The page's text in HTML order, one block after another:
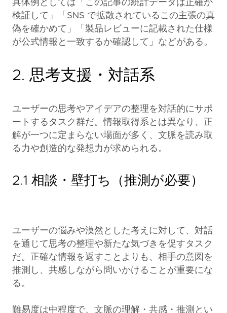
具体例としては「この記事の統計データは正確か
検証して」「SNS で拡散されているこの主張の真
偽を確かめて」「製品レビューに記載された仕様
が公式情報と一致するか確認して」などがある。
2. 思考支援・対話系
ユーザーの思考やアイデアの整理を対話的にサポ
ートするタスク群だ。情報取得系とは異なり、正
解が一つに定まらない場面が多く、文脈を読み取
る力や創造的な発想力が求められる。
2.1 相談・壁打ち（推測が必要）
ユーザーの悩みや漠然とした考えに対して、対話
を通じて思考の整理や新たな気づきを促すタスク
だ。正確な情報を返すことよりも、相手の意図を
推測し、共感しながら問いかけることが重要にな
る。
難易度は中程度で、文脈の理解・共感・推測とい